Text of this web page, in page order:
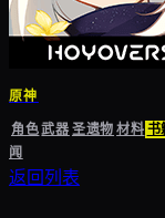
原神
角色武器圣遗物材料书
闻
返回列表